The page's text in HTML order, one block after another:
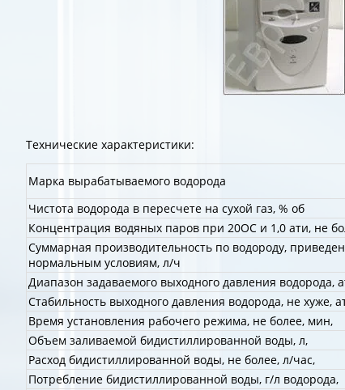
Технические характеристики:
Марка вырабатываемого водорода
Чистота водорода в пересчете на сухой газ, % об
Концентрация водяных паров при 20OС и 1,0 ати, не
Суммарная производительность по водороду,
нормальным условиям, л/ч
Диапазон задаваемого выходного давления водорода,
Стабильность выходного давления водорода, не хуже,
Время установления рабочего режима, не более, мин,
Объем заливаемой бидистиллированной воды, л,
Расход бидистиллированной воды, не более, л/час,
Потребление бидистиллированной воды, г/л водорода,